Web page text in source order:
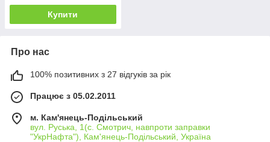
Купити
Про нас
100% позитивних з 27 відгуків за рік
Працює з 05.02.2011
м. Кам'янець-Подільський
вул. Руська, 1(с. Смотрич, навпроти заправки
"УкрНафта"), Кам'янець-Подільський, Україна